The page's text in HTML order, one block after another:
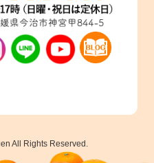
All Rights Reserved.